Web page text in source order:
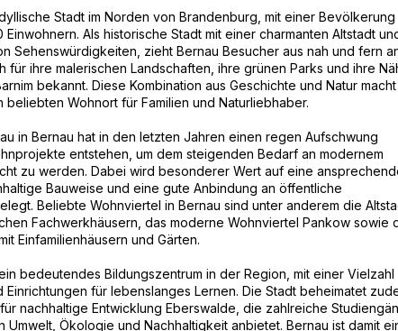
Stadt im Norden von Brandenburg, mit einer Bevölkerung
Als historische Stadt mit einer charmanten Altstadt
Sehenswürdigkeiten, zieht Bernau Besucher aus nah und fern
für ihre malerischen Landschaften, ihre grünen Parks und ihre
bekannt. Diese Kombination aus Geschichte und Natur macht
beliebten Wohnort für Familien und Naturliebhaber.
in Bernau hat in den letzten Jahren einen regen Aufschwung
entstehen, um dem steigenden Bedarf an modernem
zu werden. Dabei wird besonderer Wert auf eine
Bauweise und eine gute Anbindung an öffentliche
Beliebte Wohnviertel in Bernau sind unter anderem die
Fachwerkhäusern, das moderne Wohnviertel Pankow sowie
Einfamilienhäusern und Gärten.
bedeutendes Bildungszentrum in der Region, mit einer Vielzahl
Einrichtungen für lebenslanges Lernen. Die Stadt beheimatet
nachhaltige Entwicklung Eberswalde, die zahlreiche
Umwelt, Ökologie und Nachhaltigkeit anbietet. Bernau ist damit